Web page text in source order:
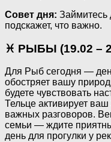
Совет дня:
подскажет, что важно.
♓ РЫБЫ (19.02 –
Для Рыб сегодня —
обостряет вашу
будете чувствовать
Тельце активирует
важных разговоров.
семьи — ждите
день для прогулки у